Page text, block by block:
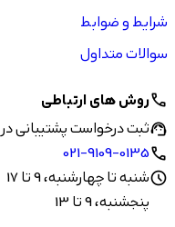
شرایط و ضوابط
سوالات متداول
callروش های ارتباطی
support_agentثبت درخواست پشتیبانی در
call
021-9109-0135
scheduleشنبه تا چهارشنبه، 9 تا 17
پنجشنبه، 9 تا 13